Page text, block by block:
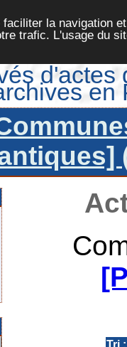
la navigation
trafic. L'usage du
d'actes
en
Tri :